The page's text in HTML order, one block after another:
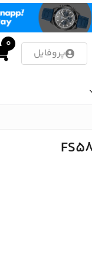
پروفایل
0